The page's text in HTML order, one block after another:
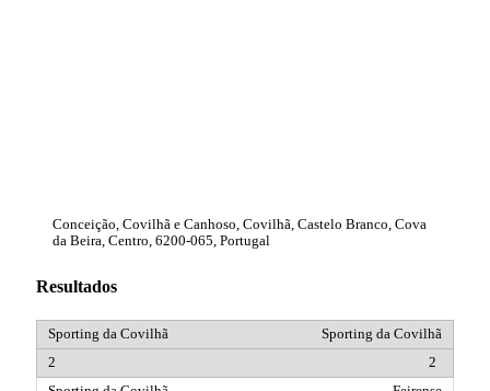
Conceição, Covilhã e Canhoso, Covilhã, Castelo Branco, Cova
da Beira, Centro, 6200-065, Portugal
Resultados
Sporting da Covilhã
2